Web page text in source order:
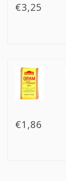
€3,25
€1,86